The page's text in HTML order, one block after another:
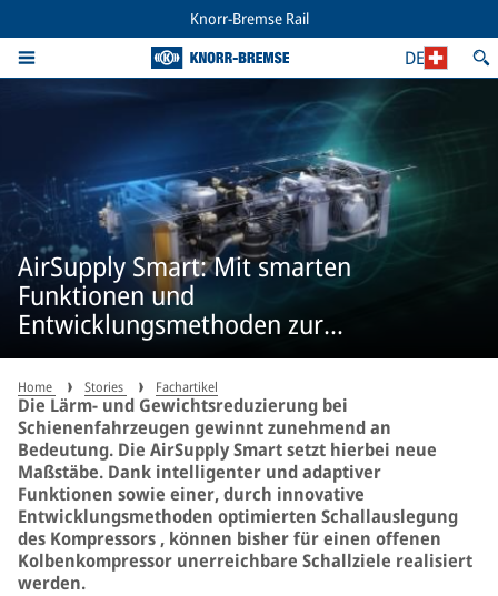
Knorr-Bremse Rail
DE
AirSupply Smart: Mit smarten
Funktionen und
Entwicklungsmethoden zur
Geräuschoptimierung
Home Stories Fachartikel
Die Lärm- und Gewichtsreduzierung bei
Schienenfahrzeugen gewinnt zunehmend an
Bedeutung. Die AirSupply Smart setzt hierbei neue
Maßstäbe. Dank intelligenter und adaptiver
Funktionen sowie einer, durch innovative
Entwicklungsmethoden optimierten Schallauslegung
des Kompressors , können bisher für einen offenen
Kolbenkompressor unerreichbare Schallziele realisiert
werden.